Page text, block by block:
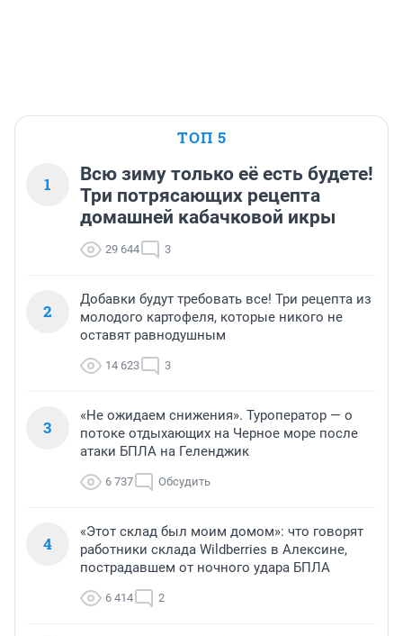
ТОП 5
1
Всю зиму только её есть будете!
Три потрясающих рецепта
домашней кабачковой икры
29 644 3
2
Добавки будут требовать все! Три рецепта из
молодого картофеля, которые никого не
оставят равнодушным
14 623 3
3
«Не ожидаем снижения». Туроператор — о
потоке отдыхающих на Черное море после
атаки БПЛА на Геленджик
6 737 Обсудить
4
«Этот склад был моим домом»: что говорят
работники склада Wildberries в Алексине,
пострадавшем от ночного удара БПЛА
6 414 2